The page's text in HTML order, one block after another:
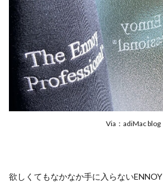
Via：adiMac blog
欲しくてもなかなか手に入らないENNOY